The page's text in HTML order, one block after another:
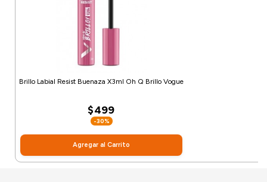
Brillo Labial Resist Buenaza X3ml Oh Q Brillo Vogue
$499
-30%
Agregar al Carrito